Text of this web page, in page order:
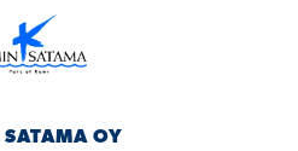
SATAMA OY